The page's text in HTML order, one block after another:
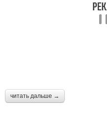
читать дальше →